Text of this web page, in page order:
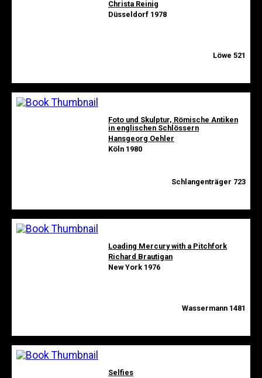
Christa Reinig
Düsseldorf 1978
Löwe 521
Foto und Skulptur, Römische Antiken
in englischen Schlössern
Hansgeorg Oehler
Köln 1980
Schlangenträger 723
Loading Mercury with a Pitchfork
Richard Brautigan
New York 1976
Wassermann 1481
Selfies